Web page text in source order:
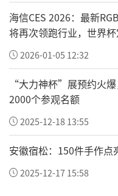
项目、专项资助骨
赠价值千万防控药
帮扶特殊教育学校
在教育帮扶、医疗
四大领域落地无
益落地、物资统
钥匙工程全国规模
2.全域网点：打造家
海信CES 2026：最新
将再次领跑行业，世界
发 2026-01-05 12:32
“大力神杯”展预约火
2000个参观名额
2025-12-18 13:55
安徽宿松：150件手作点
2025-12-17 15:58